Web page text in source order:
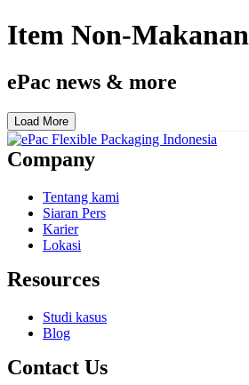
Item Non-Makanan
ePac news & more
Load More
Company
Tentang kami
Siaran Pers
Karier
Lokasi
Resources
Studi kasus
Blog
Contact Us